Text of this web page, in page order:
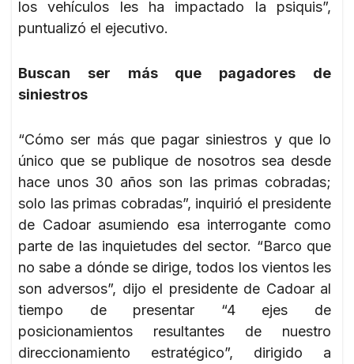
los vehículos les ha impactado la psiquis”,
puntualizó el ejecutivo.
Buscan ser más que pagadores de
siniestros
“Cómo ser más que pagar siniestros y que lo
único que se publique de nosotros sea desde
hace unos 30 años son las primas cobradas;
solo las primas cobradas”, inquirió el presidente
de Cadoar asumiendo esa interrogante como
parte de las inquietudes del sector. “Barco que
no sabe a dónde se dirige, todos los vientos les
son adversos”, dijo el presidente de Cadoar al
tiempo de presentar “4 ejes de
posicionamientos resultantes de nuestro
direccionamiento estratégico”, dirigido a